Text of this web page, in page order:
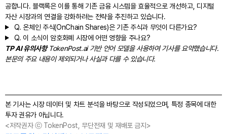
공합니다. 블랙록은 이를 통해 기존 금융 시스템을 효율적으로 개선하고, 디지털
자산 시장과의 연결을 강화하려는 전략을 추진하고 있습니다.
Q. 온체인 주식(OnChain Shares)은 기존 주식과 무엇이 다른가요?
Q. 이 소식이 암호화폐 시장에 어떤 영향을 주나요?
TP AI 유의사항TokenPost.ai 기반 언어 모델을 사용하여 기사를 요약했습니다.
본문의 주요 내용이 제외되거나 사실과 다를 수 있습니다.
본 기사는 시장 데이터 및 차트 분석을 바탕으로 작성되었으며, 특정 종목에 대한
투자 권유가 아닙니다.
<저작권자 ⓒ TokenPost, 무단전재 및 재배포 금지>